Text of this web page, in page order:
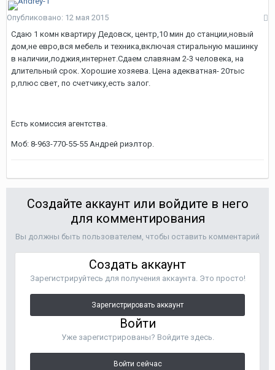
Опубликовано: 12 мая 2015
Сдаю 1 комн квартиру Дедовск, центр,10 мин до станции,новый
дом,не евро,вся мебель и техника,включая стиральную машинку
в наличии,лоджия,интернет.Сдаем славянам 2-3 человека, на
длительный срок. Хорошие хозяева. Цена адекватная- 20тыс
р,плюс свет, по счетчику,есть залог.
Есть комиссия агентства.
Моб: 8-963-770-55-55 Андрей риэлтор.
Создайте аккаунт или войдите в него
для комментирования
Вы должны быть пользователем, чтобы оставить комментарий
Создать аккаунт
Зарегистрируйтесь для получения аккаунта. Это просто!
Зарегистрировать аккаунт
Войти
Уже зарегистрированы? Войдите здесь.
Войти сейчас